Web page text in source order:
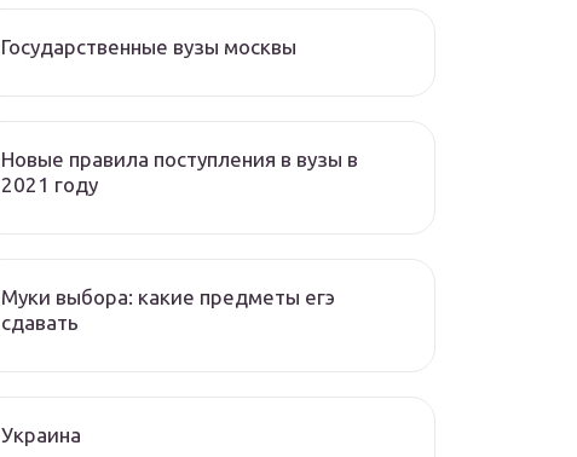
Государственные вузы москвы
Новые правила поступления в вузы в
2021 году
Муки выбора: какие предметы егэ
сдавать
Украина